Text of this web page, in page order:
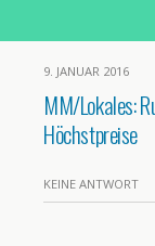
9. JANUAR 2016
MM/Lokales:
Höchstpreise
KEINE ANTWORT